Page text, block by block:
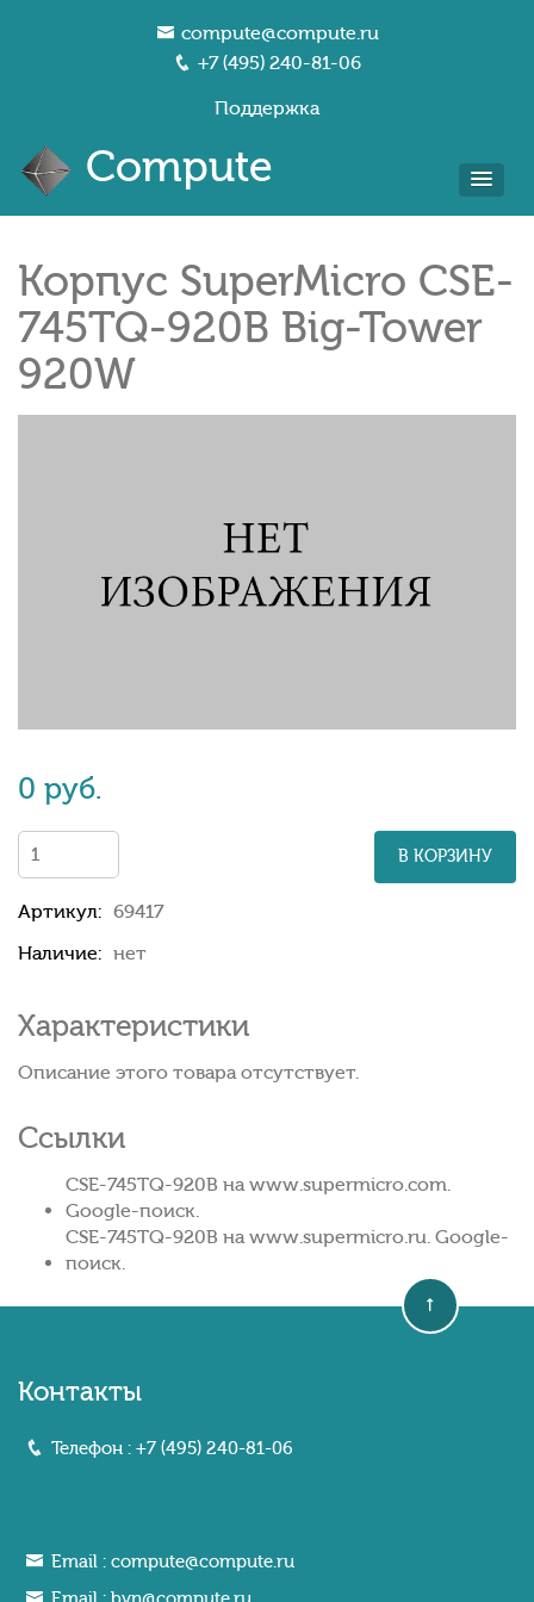
compute@compute.ru
+7 (495) 240-81-06
Поддержка
Compute
Корпус SuperMicro CSE-
745TQ-920B Big-Tower
920W
0 руб.
В КОРЗИНУ
Артикул: 69417
Наличие: нет
Характеристики
Описание этого товара отсутствует.
Ссылки
CSE-745TQ-920B на www.supermicro.com.
Google-поиск.
CSE-745TQ-920B на www.supermicro.ru. Google-
поиск.
Контакты
Телефон : +7 (495) 240-81-06
Email : compute@compute.ru